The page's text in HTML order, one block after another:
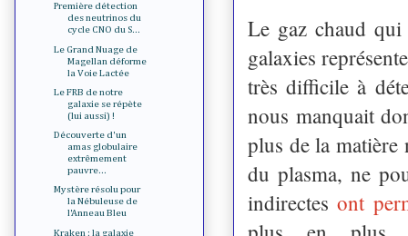
Le gaz chaud qui
galaxies
très difficile à
nous manquait
plus de la matière
du plasma, ne
indirectes ont
Première détection
des neutrinos du
cycle CNO du S...
Le Grand Nuage de
Magellan déforme
la Voie Lactée
Le FRB de notre
galaxie se répète
(lui aussi) !
Découverte d'un
amas globulaire
extrêmement
pauvre...
Mystère résolu pour
la Nébuleuse de
l'Anneau Bleu
Kraken : la galaxie